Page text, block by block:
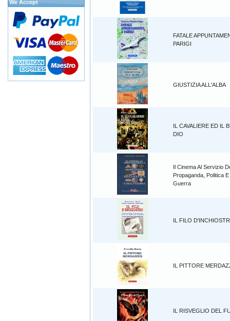
FATALE
PARIGI
GIUSTIZIA ALL'ALBA
IL CAVALIERE ED IL
DIO
Il Cinema Al Servizio
Propaganda, Politica
Guerra
IL FILO
IL PITTORE
IL RISVEGLIO DEL
We Accept